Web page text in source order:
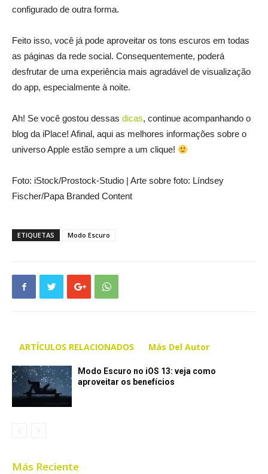
configurado de outra forma.
Feito isso, você já pode aproveitar os tons escuros em todas
as páginas da rede social. Consequentemente, poderá
desfrutar de uma experiência mais agradável de visualização
do app, especialmente à noite.
Ah! Se você gostou dessas dicas, continue acompanhando o
blog da iPlace! Afinal, aqui as melhores informações sobre o
universo Apple estão sempre a um clique!
Foto: iStock/Prostock-Studio | Arte sobre foto: Líndsey
Fischer/Papa Branded Content
ETIQUETAS Modo Escuro
ARTÍCULOS RELACIONADOS Más Del Autor
Modo Escuro no iOS 13: veja como
aproveitar os benefícios
Más Reciente